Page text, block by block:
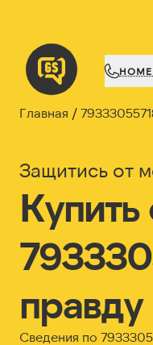
Главная
Защитись от
правду
Сведения по